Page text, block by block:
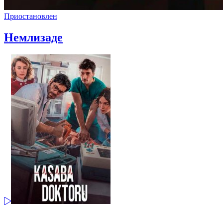
Приостановлен
Немлизаде